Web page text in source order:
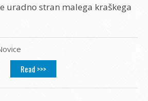
uradno stran malega kraškega
Read >>>